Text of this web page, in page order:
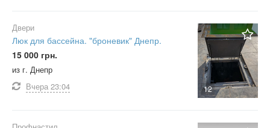
12
Двери
Люк для бассейна. "броневик" Днепр.
15 000 грн.
из г. Днепр
Вчера 23:04